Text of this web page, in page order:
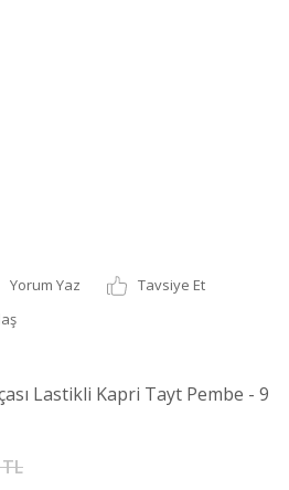
Yorum Yaz
Tavsiye Et
Lastikli Kapri Tayt Pembe - 9